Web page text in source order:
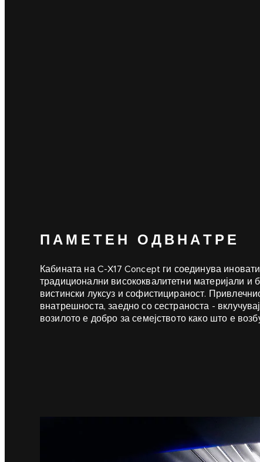
ПАМЕТЕН ОДВНАТРЕ
Кабината на C‑X17 Concept ги соединува
традиционални висококвалитетни материјали и
вистински луксуз и софистицираност.
внатрешноста, заедно со сестраноста -
возилото е добро за семејството како што е